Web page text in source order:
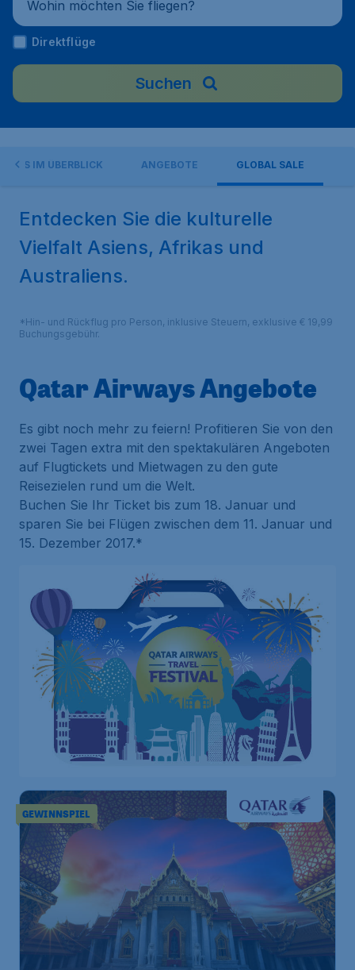
Wohin möchten Sie fliegen?
Direktflüge
Suchen
IM ÜBERBLICK ANGEBOTE GLOBAL SALE
Entdecken Sie die kulturelle
Vielfalt Asiens, Afrikas und
Australiens.
*Hin- und Rückflug pro Person, inklusive Steuern, exklusive € 19,99
Buchungsgebühr.
Qatar Airways Angebote
Es gibt noch mehr zu feiern! Profitieren Sie von den
zwei Tagen extra mit den spektakulären Angeboten
auf Flugtickets und Mietwagen zu den gute
Reisezielen rund um die Welt.
Buchen Sie Ihr Ticket bis zum 18. Januar und
sparen Sie bei Flügen zwischen dem 11. Januar und
15. Dezember 2017.*
GEWINNSPIEL